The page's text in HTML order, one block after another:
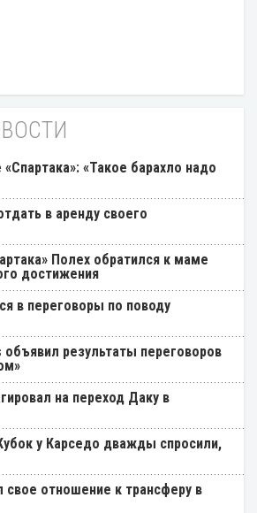
«Такое барахло надо
в аренду своего
Полех обратился к маме
достижения
в переговоры по поводу
объявил результаты переговоров
на переход Даку в
у Карседо дважды спросили,
свое отношение к трансферу в